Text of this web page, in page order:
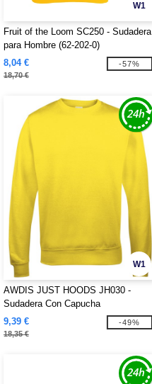
W1
Fruit of the Loom SC250 - Sudadera
para Hombre (62-202-0)
8,04 €
18,70 €
-57%
W1
AWDIS JUST HOODS JH030 -
Sudadera Con Capucha
9,39 €
18,35 €
-49%